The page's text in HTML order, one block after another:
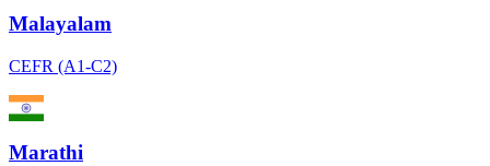
Malayalam
CEFR (A1-C2)
Marathi